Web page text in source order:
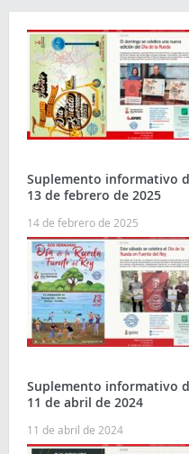
Suplemento informativo
13 de febrero de 2025
14 de febrero de 2025
Suplemento informativo
11 de abril de 2024
11 de abril de 2024